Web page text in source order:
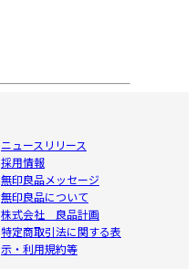
ニュースリリース
採用情報
無印良品メッセージ
無印良品について
株式会社 良品計画
特定商取引法に関する表
示・利用規約等